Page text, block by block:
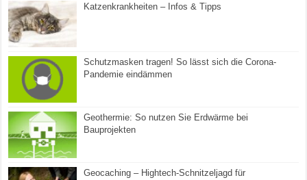
Katzenkrankheiten – Infos & Tipps
Schutzmasken tragen! So lässt sich die Corona-
Pandemie eindämmen
Geothermie: So nutzen Sie Erdwärme bei
Bauprojekten
Geocaching – Hightech-Schnitzeljagd für